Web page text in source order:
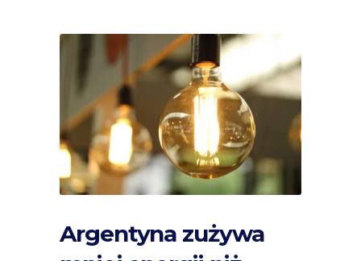
Argentyna zużywa